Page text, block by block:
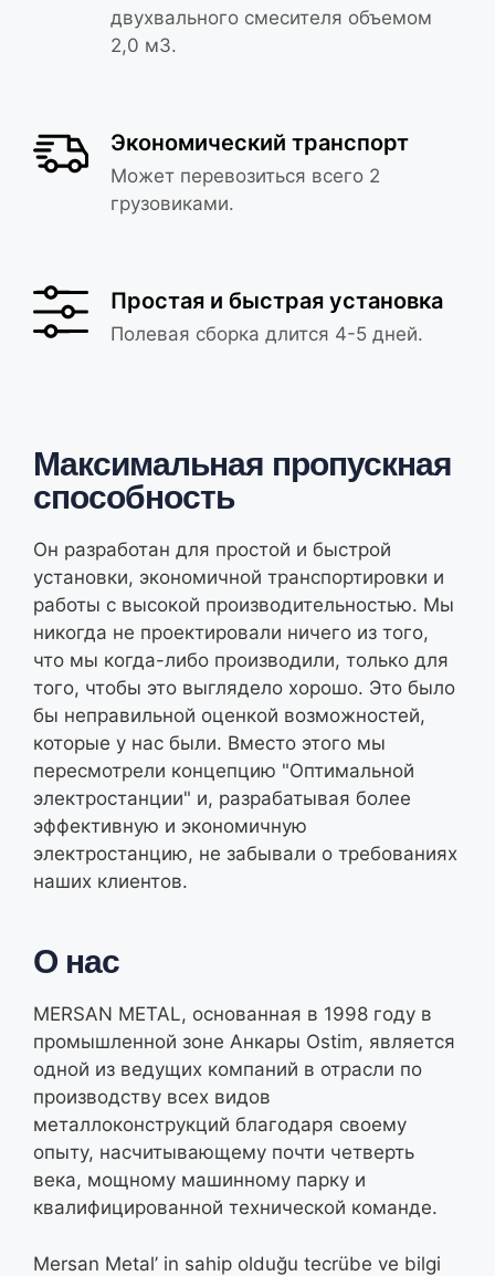
двухвального смесителя объемом
2,0 м3.
Экономический транспорт
Может перевозиться всего 2
грузовиками.
Простая и быстрая установка
Полевая сборка длится 4-5 дней.
Максимальная пропускная
способность
Он разработан для простой и быстрой
установки, экономичной транспортировки и
работы с высокой производительностью. Мы
никогда не проектировали ничего из того,
что мы когда-либо производили, только для
того, чтобы это выглядело хорошо. Это было
бы неправильной оценкой возможностей,
которые у нас были. Вместо этого мы
пересмотрели концепцию "Оптимальной
электростанции" и, разрабатывая более
эффективную и экономичную
электростанцию, не забывали о требованиях
наших клиентов.
О нас
MERSAN METAL, основанная в 1998 году в
промышленной зоне Анкары Ostim, является
одной из ведущих компаний в отрасли по
производству всех видов
металлоконструкций благодаря своему
опыту, насчитывающему почти четверть
века, мощному машинному парку и
квалифицированной технической команде.
Mersan Metal’ in sahip olduğu tecrübe ve bilgi